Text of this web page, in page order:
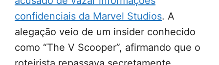
confidenciais da Marvel Studios. A
alegação veio de um insider conhecido
como “The V Scooper”, afirmando que o